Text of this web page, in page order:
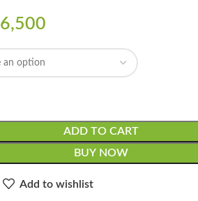
6,500
ADD TO CART
BUY NOW
Add to wishlist